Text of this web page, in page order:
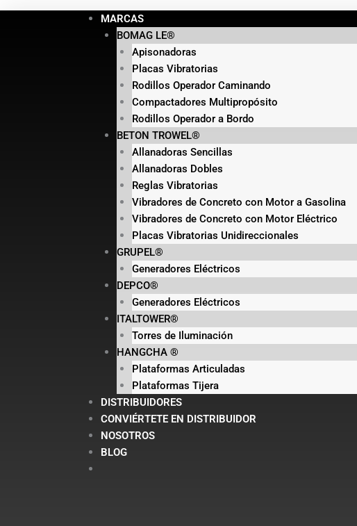
Ir
MARCAS
BOMAG LE®
Apisonadoras
Placas Vibratorias
Rodillos Operador Caminando
Compactadores Multipropósito
Rodillos Operador a Bordo
BETON TROWEL®
Allanadoras Sencillas
Allanadoras Dobles
Reglas Vibratorias
Vibradores de Concreto con Motor a Gasolina
Vibradores de Concreto con Motor Eléctrico
Placas Vibratorias Unidireccionales
GRUPEL®
Generadores Eléctricos
DEPCO®
Generadores Eléctricos
ITALTOWER®
Torres de Iluminación
HANGCHA ®
Plataformas Articuladas
Plataformas Tijera
DISTRIBUIDORES
CONVIÉRTETE EN DISTRIBUIDOR
NOSOTROS
BLOG
Products
search
Products
search
Products
Products